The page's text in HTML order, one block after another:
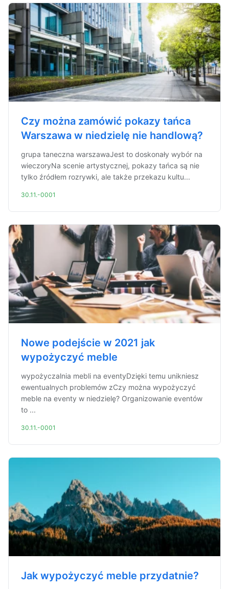
Czy można zamówić pokazy tańca
Warszawa w niedzielę nie handlową?
grupa taneczna warszawaJest to doskonały wybór na
wieczoryNa scenie artystycznej, pokazy tańca są nie
tylko źródłem rozrywki, ale także przekazu kultu...
30.11.-0001
Nowe podejście w 2021 jak
wypożyczyć meble
wypożyczalnia mebli na eventyDzięki temu unikniesz
ewentualnych problemów zCzy można wypożyczyć
meble na eventy w niedzielę? Organizowanie eventów
to ...
30.11.-0001
Jak wypożyczyć meble przydatnie?